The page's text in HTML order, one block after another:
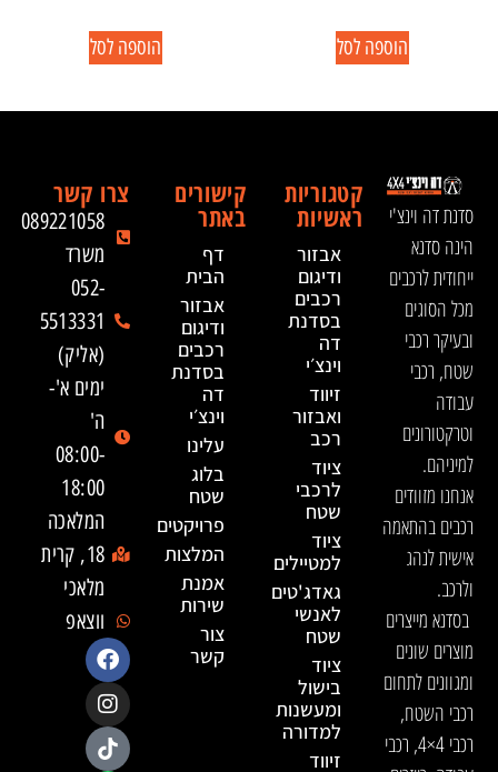
הוספה לסל הוספה לסל
סדנת דה וינצ'י
הינה סדנא
ייחודית לרכבים
מכל הסוגים
ובעיקר רכבי
שטח, רכבי
עבודה
וטרקטורונים
למיניהם.
אנחנו מזוודים
רכבים בהתאמה
אישית לנהג
ולרכב.
בסדנא מייצרים
מוצרים שונים
ומגוונים לתחום
רכבי השטח,
רכבי 4×4, רכבי
קטגוריות
ראשיות
אבזור
ודיגום
רכבים
בסדנת
דה
וינצ׳י
זיווד
ואבזור
רכב
ציוד
לרכבי
שטח
ציוד
למטיילים
גאדג'טים
לאנשי
שטח
ציוד
בישול
ומעשנות
למדורה
זיווד
קישורים
באתר
דף
הבית
אבזור
ודיגום
רכבים
בסדנת
דה
וינצ׳י
עלינו
בלוג
שטח
פרויקטים
המלצות
אמנת
שירות
צור
קשר
צרו קשר
089221058
משרד
052-
5513331
(אליק)
ימים א'-
ה'
08:00-
18:00
המלאכה
18, קרית
מלאכי
ווצאפ